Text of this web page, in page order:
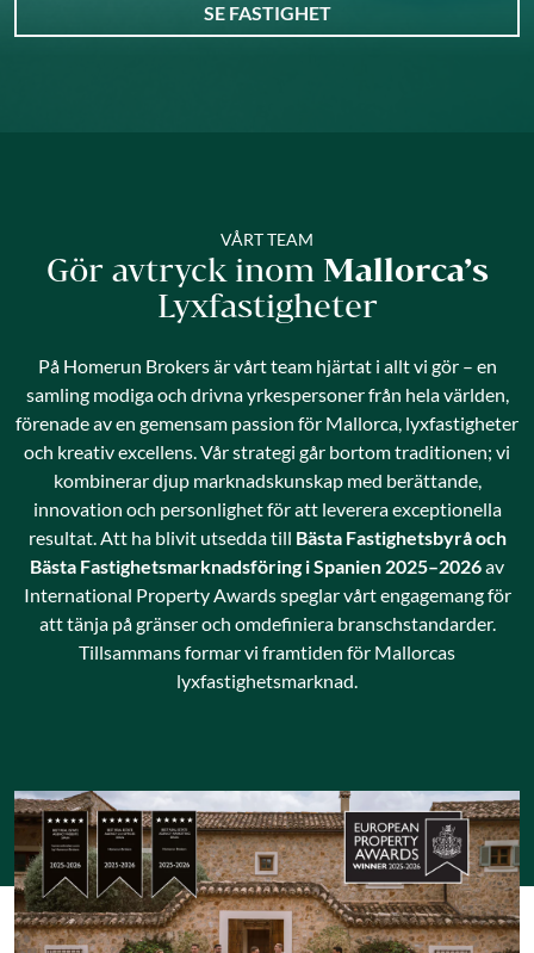
SE FASTIGHET
VÅRT TEAM
Gör avtryck inom Mallorca’s
Lyxfastigheter
På Homerun Brokers är vårt team hjärtat i allt vi gör – en
samling modiga och drivna yrkespersoner från hela världen,
förenade av en gemensam passion för Mallorca, lyxfastigheter
och kreativ excellens. Vår strategi går bortom traditionen; vi
kombinerar djup marknadskunskap med berättande,
innovation och personlighet för att leverera exceptionella
resultat. Att ha blivit utsedda till Bästa Fastighetsbyrå och
Bästa Fastighetsmarknadsföring i Spanien 2025–2026av
International Property Awards speglar vårt engagemang för
att tänja på gränser och omdefiniera branschstandarder.
Tillsammans formar vi framtiden för Mallorcas
lyxfastighetsmarknad.